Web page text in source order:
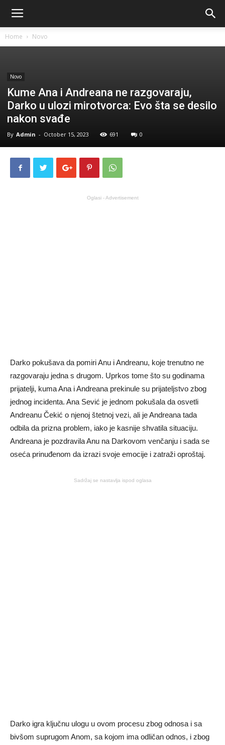
Home Novo
Novo
Kume Ana i Andreana ne razgovaraju,
Darko u ulozi mirotvorca: Evo šta se desilo
nakon svađe
By Admin - October 15, 2023 691 0
Oglasi - Advertisement
Darko pokušava da pomiri Anu i Andreanu, koje trenutno ne
razgovaraju jedna s drugom. Uprkos tome što su godinama
prijatelji, kuma Ana i Andreana prekinule su prijateljstvo zbog
jednog incidenta. Ana Sević je jednom pokušala da osvetli
Andreanu Čekić o njenoj štetnoj vezi, ali je Andreana tada
odbila da prizna problem, iako je kasnije shvatila situaciju.
Andreana je pozdravila Anu na Darkovom venčanju i sada se
oseća prinuđenom da izrazi svoje emocije i zatraži oproštaj.
Sadržaj se nastavlja ispod oglasa
Darko igra ključnu ulogu u ovom procesu zbog odnosa i sa
bivšom suprugom Anom, sa kojom ima odličan odnos, i zbog